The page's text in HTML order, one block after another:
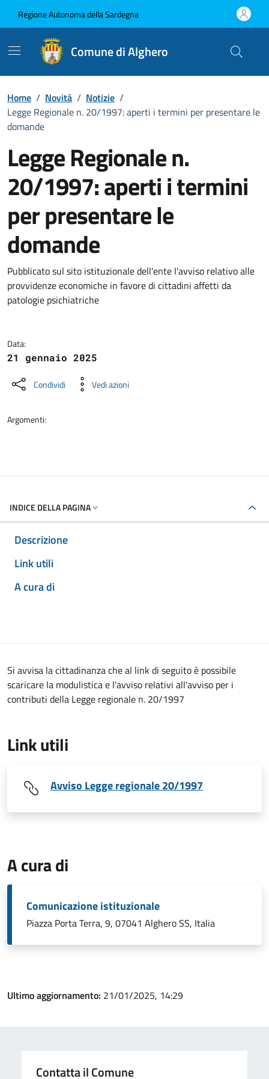
Regione Autonoma della Sardegna
Comune di Alghero
Home / Novità / Notizie /
Legge Regionale n. 20/1997: aperti i termini per presentare le
domande
Legge Regionale n.
20/1997: aperti i termini
per presentare le
domande
Dettagli della notizia
Pubblicato sul sito istituzionale dell'ente l'avviso relativo alle
provvidenze economiche in favore di cittadini affetti da
patologie psichiatriche
Data:
21 gennaio 2025
Condividi Vedi azioni
Argomenti:
INDICE DELLA PAGINA
Descrizione
Link utili
A cura di
Si avvisa la cittadinanza che al link di seguito è possibile
scaricare la modulistica e l'avviso relativi all'avviso per i
contributi della Legge regionale n. 20/1997
Link utili
Avviso Legge regionale 20/1997
A cura di
Comunicazione istituzionale
Piazza Porta Terra, 9, 07041 Alghero SS, Italia
Ultimo aggiornamento: 21/01/2025, 14:29
Contatta il Comune